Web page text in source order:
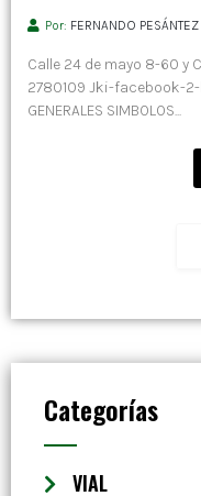
Por: FERNANDO PESÁNTEZ
Calle 24 de mayo 8-60 y
2780109 Jki-facebook-2-
GENERALES SIMBOLOS...
Categorías
VIAL